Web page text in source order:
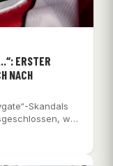
ERSTER
„
Skandals
was